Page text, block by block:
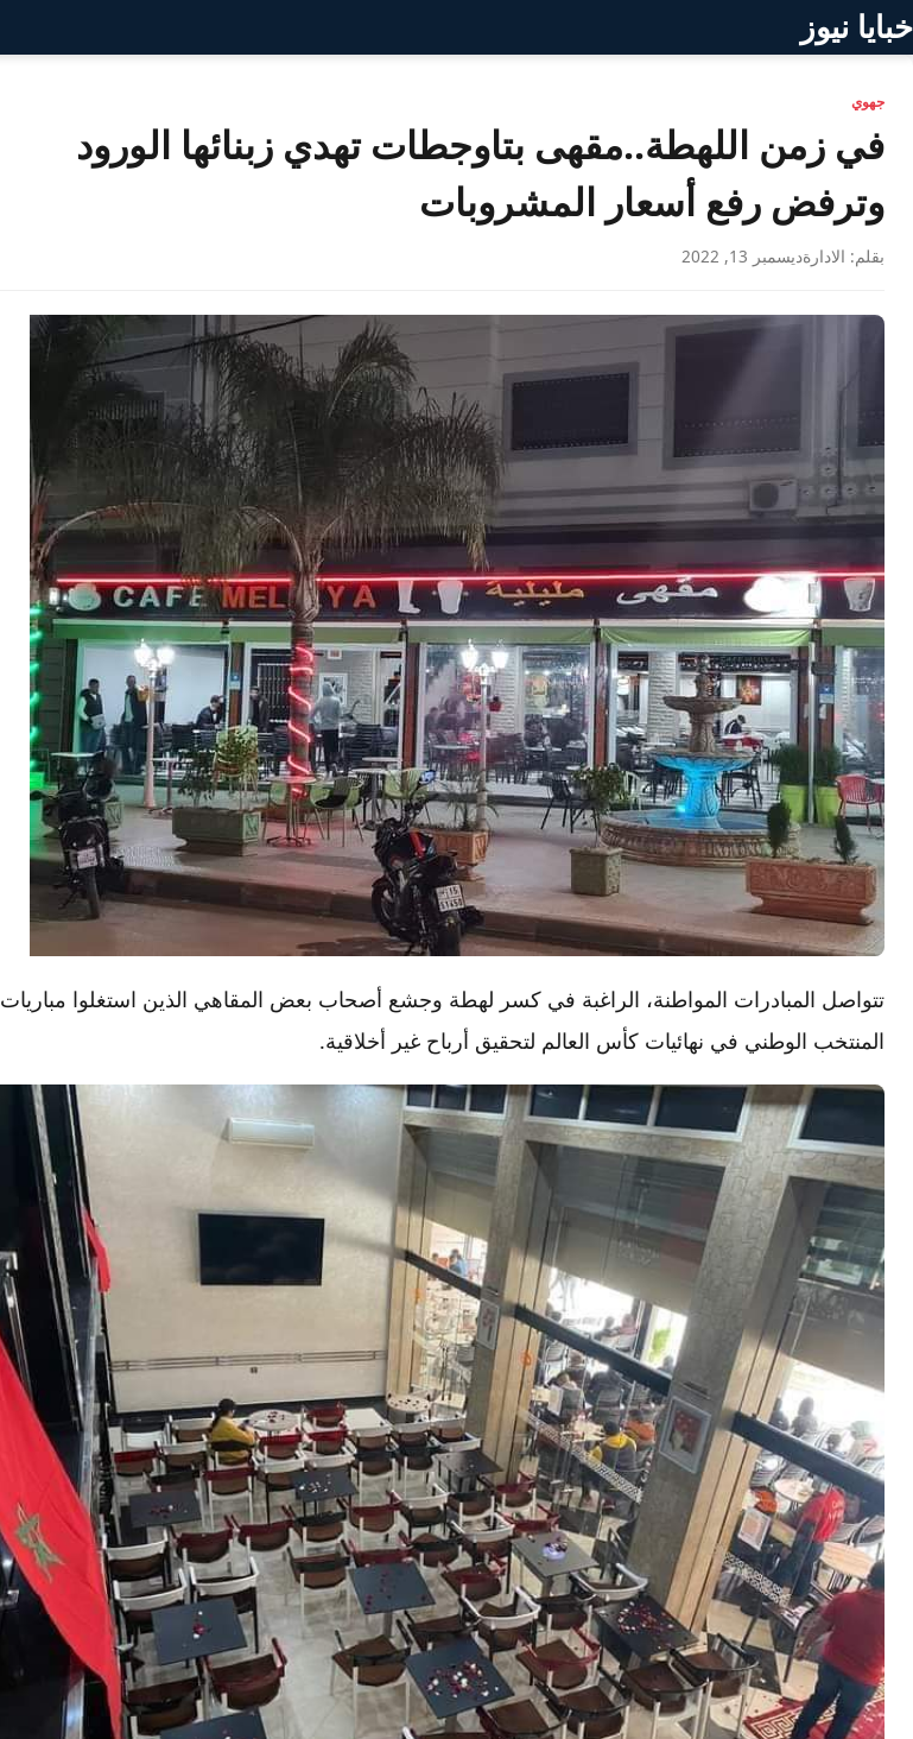
خبايا نيوز
جهوي
في زمن اللهطة..مقهى بتاوجطات تهدي زبنائها الورود
وترفض رفع أسعار المشروبات
بقلم: الادارةديسمبر 13, 2022
تتواصل المبادرات المواطنة، الراغبة في كسر لهطة وجشع أصحاب بعض المقاهي الذين استغلوا مباريات
المنتخب الوطني في نهائيات كأس العالم لتحقيق أرباح غير أخلاقية.